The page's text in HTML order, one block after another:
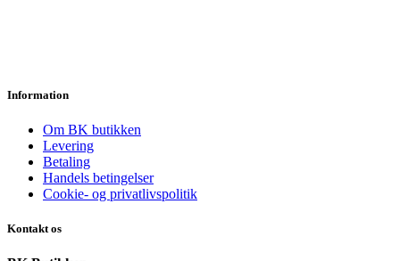
Information
Om BK butikken
Levering
Betaling
Handels betingelser
Cookie- og privatlivspolitik
Kontakt os